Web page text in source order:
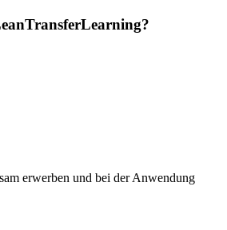
TransferLearning?
erwerben und bei der Anwendung